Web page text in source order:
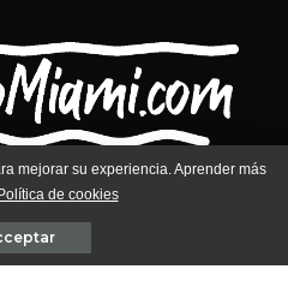
de privacidad
Condiciones
mejorar su experiencia. Aprender más
Política de cookies